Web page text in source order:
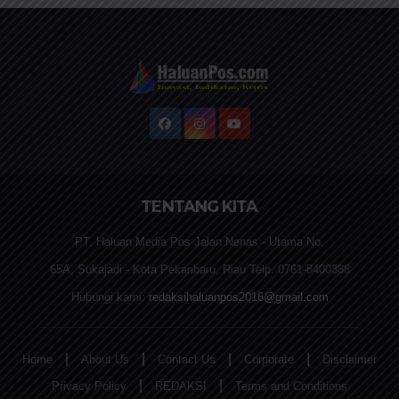
TENTANG KITA
PT. Haluan Media Pos Jalan Nenas - Utama No.
65A, Sukajadi - Kota Pekanbaru, Riau Telp. 0761-8400388
Hubungi kami: redaksihaluanpos2016@gmail.com
Home About Us Contact Us Corporate
Disclaimer
Privacy Policy
REDAKSI Terms and Conditions